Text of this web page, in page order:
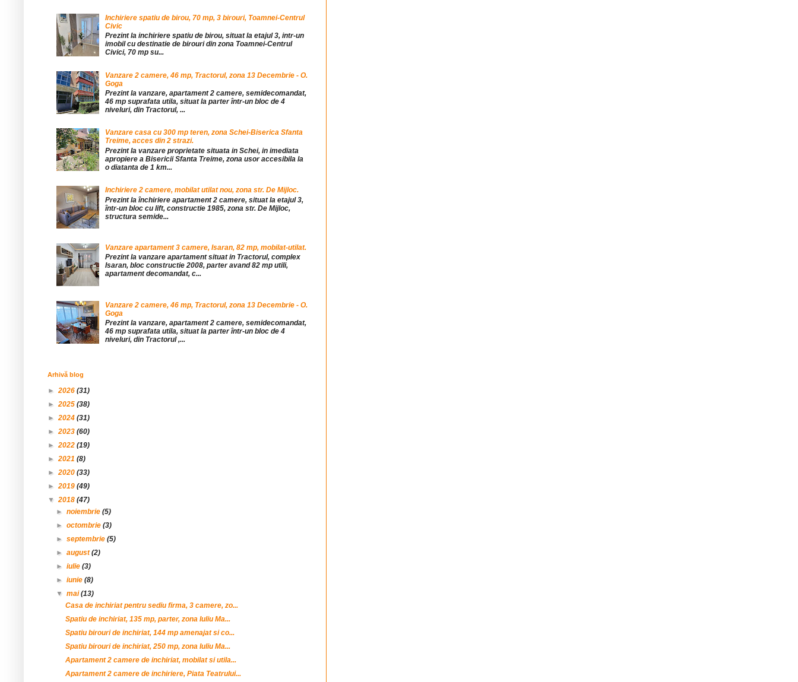
Inchiriere spatiu de birou, 70 mp, 3 birouri, Toamnei-Centrul
Civic
Prezint la inchiriere spatiu de birou, situat la etajul 3, intr-un
imobil cu destinatie de birouri din zona Toamnei-Centrul
Civici, 70 mp su...
Vanzare 2 camere, 46 mp, Tractorul, zona 13 Decembrie - O.
Goga
Prezint la vanzare, apartament 2 camere, semidecomandat,
46 mp suprafata utila, situat la parter într-un bloc de 4
niveluri, din Tractorul, ...
Vanzare casa cu 300 mp teren, zona Schei-Biserica Sfanta
Treime, acces din 2 strazi.
Prezint la vanzare proprietate situata in Schei, in imediata
apropiere a Bisericii Sfanta Treime, zona usor accesibila la
o diatanta de 1 km...
Inchiriere 2 camere, mobilat utilat nou, zona str. De Mijloc.
Prezint la închiriere apartament 2 camere, situat la etajul 3,
într-un bloc cu lift, constructie 1985, zona str. De Mijloc,
structura semide...
Vanzare apartament 3 camere, Isaran, 82 mp, mobilat-utilat.
Prezint la vanzare apartament situat in Tractorul, complex
Isaran, bloc constructie 2008, parter avand 82 mp utili,
apartament decomandat, c...
Vanzare 2 camere, 46 mp, Tractorul, zona 13 Decembrie - O.
Goga
Prezint la vanzare, apartament 2 camere, semidecomandat,
46 mp suprafata utila, situat la parter într-un bloc de 4
niveluri, din Tractorul ,...
Arhivă blog
►2026 (31)
►2025 (38)
►2024 (31)
►2023 (60)
►2022 (19)
►2021 (8)
►2020 (33)
►2019 (49)
▼2018 (47)
►noiembrie(5)
►octombrie(3)
►septembrie(5)
►august(2)
►iulie(3)
►iunie(8)
▼mai(13)
Casa de inchiriat pentru sediu firma, 3 camere, zo...
Spatiu de inchiriat, 135 mp, parter, zona Iuliu Ma...
Spatiu birouri de inchiriat, 144 mp amenajat si co...
Spatiu birouri de inchiriat, 250 mp, zona Iuliu Ma...
Apartament 2 camere de inchiriat, mobilat si utila...
Apartament 2 camere de inchiriere, Piata Teatrului...